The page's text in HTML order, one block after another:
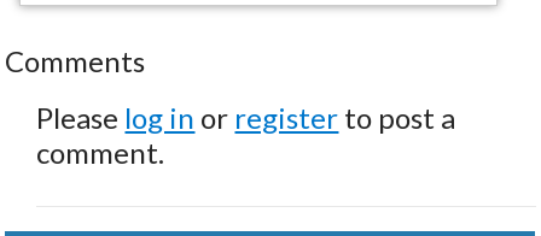
Comments
Please log in or register to post a
comment.